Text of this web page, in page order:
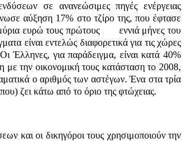
σε ανανεώσιμες πηγές ενέργειας
αύξηση 17% στο τζίρο της, που έφτασε
ευρώ τους πρώτους
εννιά μήνες του
είναι εντελώς διαφορετικά για τις χώρες
Έλληνες, για παράδειγμα, είναι κατά 40%
με την οικονομική τους κατάσταση το 2008,
ο αριθμός των αστέγων. Ένα στα τρία
ζει κάτω από το όριο της φτώχειας.
και οι δικηγόροι τους χρησιμοποιούν την